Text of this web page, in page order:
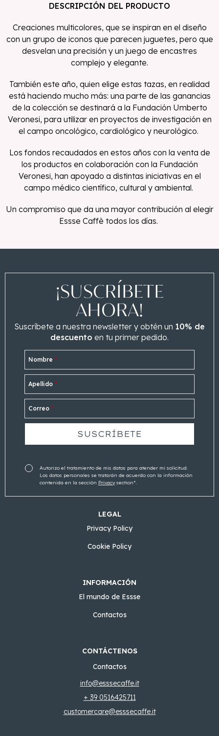
DESCRIPCIÓN DEL PRODUCTO
Creaciones multicolores, que se inspiran en el diseño
con un grupo de iconos que parecen juguetes, pero que
desvelan una precisión y un juego de encastres
complejo y elegante.
También este año, quien elige estas tazas, en realidad
está haciendo mucho más: una parte de las ganancias
de la colección se destinará a la Fundación Umberto
Veronesi, para utilizar en proyectos de investigación en
el campo oncológico, cardiológico y neurológico.
Los fondos recaudados en estos años con la venta de
los productos en colaboración con la Fundación
Veronesi, han apoyado a distintas iniciativas en el
campo médico científico, cultural y ambiental.
Un compromiso que da una mayor contribución al elegir
Essse Caffè todos los días.
LEGAL
Privacy Policy
Cookie Policy
INFORMACIÓN
El mundo de Essse
Contactos
CONTÁCTENOS
Contactos
info@esssecaffe.it
+ 39 0516425711
customercare@esssecaffe.it
¡SUSCRÍBETE
AHORA!
Suscríbete a nuestra newsletter y obtén un 10% de
descuento en tu primer pedido.
Nombre *
Apellido *
Correo *
Autorizo el tratamiento de mis datos para atender mi solicitud.
Los datos personales se tratarán de acuerdo con la información
contenida en la sección Privacysection*.